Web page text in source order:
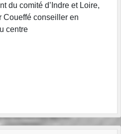
du comité d’Indre et Loire,
Coueffé conseiller en
centre